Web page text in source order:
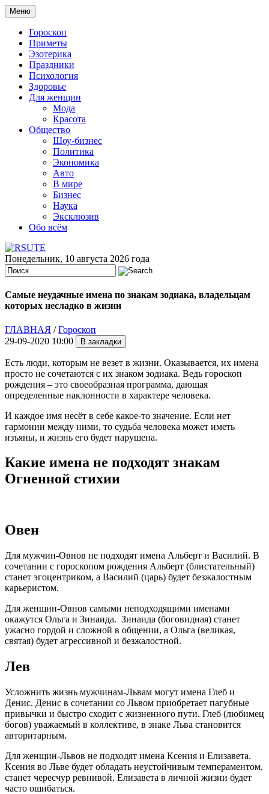
Меню
Гороскоп
Приметы
Эзотерика
Праздники
Психология
Здоровье
Для женщин
Мода
Красота
Общество
Шоу-бизнес
Политика
Экономика
Авто
В мире
Бизнес
Наука
Эксклюзив
Обо всём
Понедельник, 10 августа 2026 года
Самые неудачные имена по знакам зодиака, владельцам
которых несладко в жизни
ГЛАВНАЯ /Гороскоп
29-09-2020 10:00
Есть люди, которым не везет в жизни. Оказывается, их имена
просто не сочетаются с их знаком зодиака. Ведь гороскоп
рождения – это своеобразная программа, дающая
определенные наклонности в характере человека.
И каждое имя несёт в себе какое-то значение. Если нет
гармонии между ними, то судьба человека может иметь
изъяны, и жизнь его будет нарушена.
Какие имена не подходят знакам
Огненной стихии
Овен
Для мужчин-Овнов не подходят имена Альберт и Василий. В
сочетании с гороскопом рождения Альберт (блистательный)
станет эгоцентриком, а Василий (царь) будет безжалостным
карьеристом.
Для женщин-Овнов самыми неподходящими именами
окажутся Ольга и Зинаида. Зинаида (боговидная) станет
ужасно гордой и сложной в общении, а Ольга (великая,
святая) будет агрессивной и безжалостной.
Лев
Усложнить жизнь мужчинам-Львам могут имена Глеб и
Денис. Денис в сочетании со Львом приобретает пагубные
привычки и быстро сходит с жизненного пути. Глеб (любимец
богов) уважаемый в коллективе, в знаке Льва становится
авторитарным.
Для женщин-Львов не подходят имена Ксения и Елизавета.
Ксения во Льве будет обладать неустойчивым темпераментом,
станет чересчур ревнивой. Елизавета в личной жизни будет
часто ошибаться.